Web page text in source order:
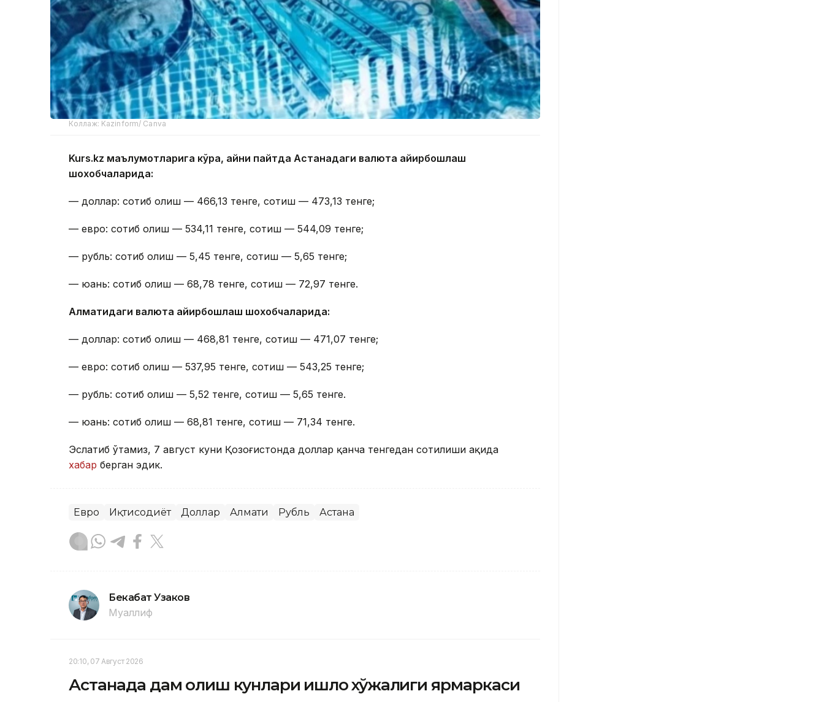
Коллаж: Kazinform/ Canva
Kurs.kz маълумотларига кўра, айни пайтда Астанадаги валюта айирбошлаш
шохобчаларида:
— доллар: сотиб олиш — 466,13 тенге, сотиш — 473,13 тенге;
— евро: сотиб олиш — 534,11 тенге, сотиш — 544,09 тенге;
— рубль: сотиб олиш — 5,45 тенге, сотиш — 5,65 тенге;
— юань: сотиб олиш — 68,78 тенге, сотиш — 72,97 тенге.
Алматидаги валюта айирбошлаш шохобчаларида:
— доллар: сотиб олиш — 468,81 тенге, сотиш — 471,07 тенге;
— евро: сотиб олиш — 537,95 тенге, сотиш — 543,25 тенге;
— рубль: сотиб олиш — 5,52 тенге, сотиш — 5,65 тенге.
— юань: сотиб олиш — 68,81 тенге, сотиш — 71,34 тенге.
Эслатиб ўтамиз, 7 август куни Қозоғистонда доллар қанча тенгедан сотилиши ҳақида
хабар берган эдик.
Евро Иқтисодиёт Доллар Алмати Рубль Астана
Бекабат Узаков
Муаллиф
20:10, 07 Август 2026
Астанада дам олиш кунлари қишлоқ хўжалиги ярмаркаси